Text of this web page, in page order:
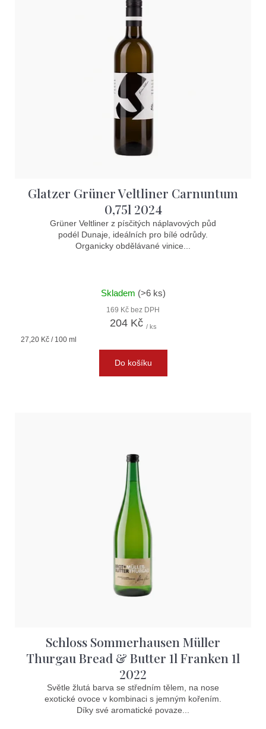
Glatzer Grüner Veltliner Carnuntum
0,75l 2024
Grüner Veltliner z písčitých náplavových půd
podél Dunaje, ideálních pro bílé odrůdy.
Organicky obdělávané vinice...
Skladem (>6 ks)
169 Kč bez DPH
204 Kč / ks
Měrná
27,20 Kč / 100 ml
Do košíku
Schloss Sommerhausen Müller
Thurgau Bread & Butter 1l Franken 1l
2022
Světle žlutá barva se středním tělem, na nose
exotické ovoce v kombinaci s jemným kořením.
Díky své aromatické povaze...